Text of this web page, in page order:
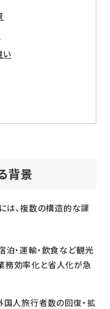
い
背景
は、複数の構造的な課
泊・運輸・飲食など観光
務効率化と省人化が急
国人旅行者数の回復・拡